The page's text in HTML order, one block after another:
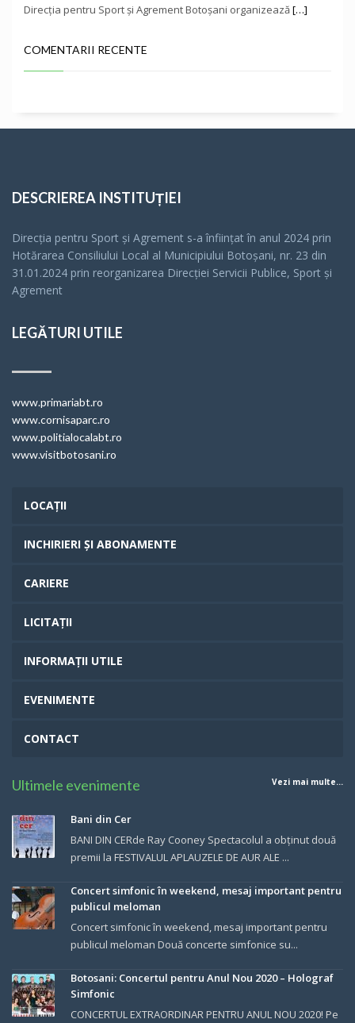
Direcţia pentru Sport și Agrement Botoşani organizează[…]
COMENTARII RECENTE
DESCRIEREA INSTITUȚIEI
Direcția pentru Sport și Agrement s-a înfiinţat în anul 2024 prin
Hotărarea Consiliului Local al Municipiului Botoșani, nr. 23 din
31.01.2024 prin reorganizarea Direcției Servicii Publice, Sport și
Agrement
LEGĂTURI UTILE
www.primariabt.ro
www.cornisaparc.ro
www.politialocalabt.ro
www.visitbotosani.ro
LOCAȚII
INCHIRIERI ȘI ABONAMENTE
CARIERE
LICITAȚII
INFORMAȚII UTILE
EVENIMENTE
CONTACT
Ultimele evenimente Vezi mai multe...
Bani din Cer
BANI DIN CERde Ray Cooney Spectacolul a obținut două
premii la FESTIVALUL APLAUZELE DE AUR ALE ...
Concert simfonic în weekend, mesaj important pentru
publicul meloman
Concert simfonic în weekend, mesaj important pentru
publicul meloman Două concerte simfonice su...
Botosani: Concertul pentru Anul Nou 2020 – Holograf
Simfonic
CONCERTUL EXTRAORDINAR PENTRU ANUL NOU 2020! Pe